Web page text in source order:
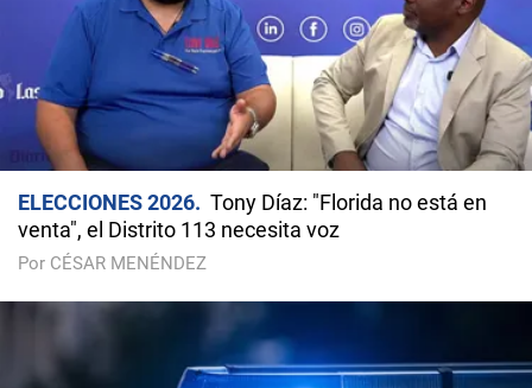
ELECCIONES 2026
Tony Díaz: "Florida no está en
venta", el Distrito 113 necesita voz
Por CÉSAR MENÉNDEZ